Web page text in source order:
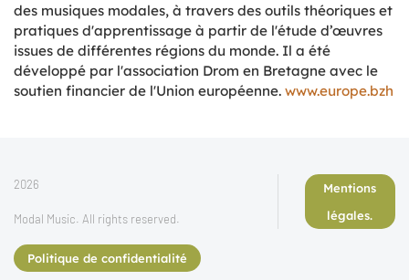
des musiques modales, à travers des outils théoriques et
pratiques d'apprentissage à partir de l'étude d’œuvres
issues de différentes régions du monde. Il a été
développé par l'association Drom en Bretagne avec le
soutien financier de l'Union européenne. www.europe.bzh
2026
Modal Music. All rights reserved.
Mentions
légales.
Politique de confidentialité